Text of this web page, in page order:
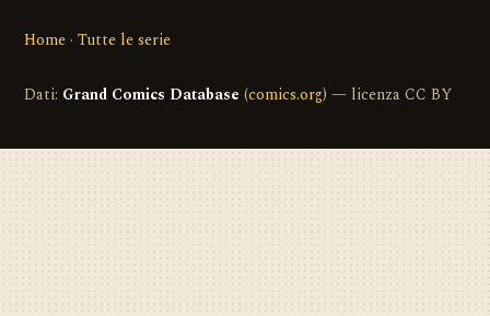
Home · Tutte le serie
Dati: Grand Comics Database (comics.org) — licenza CC BY